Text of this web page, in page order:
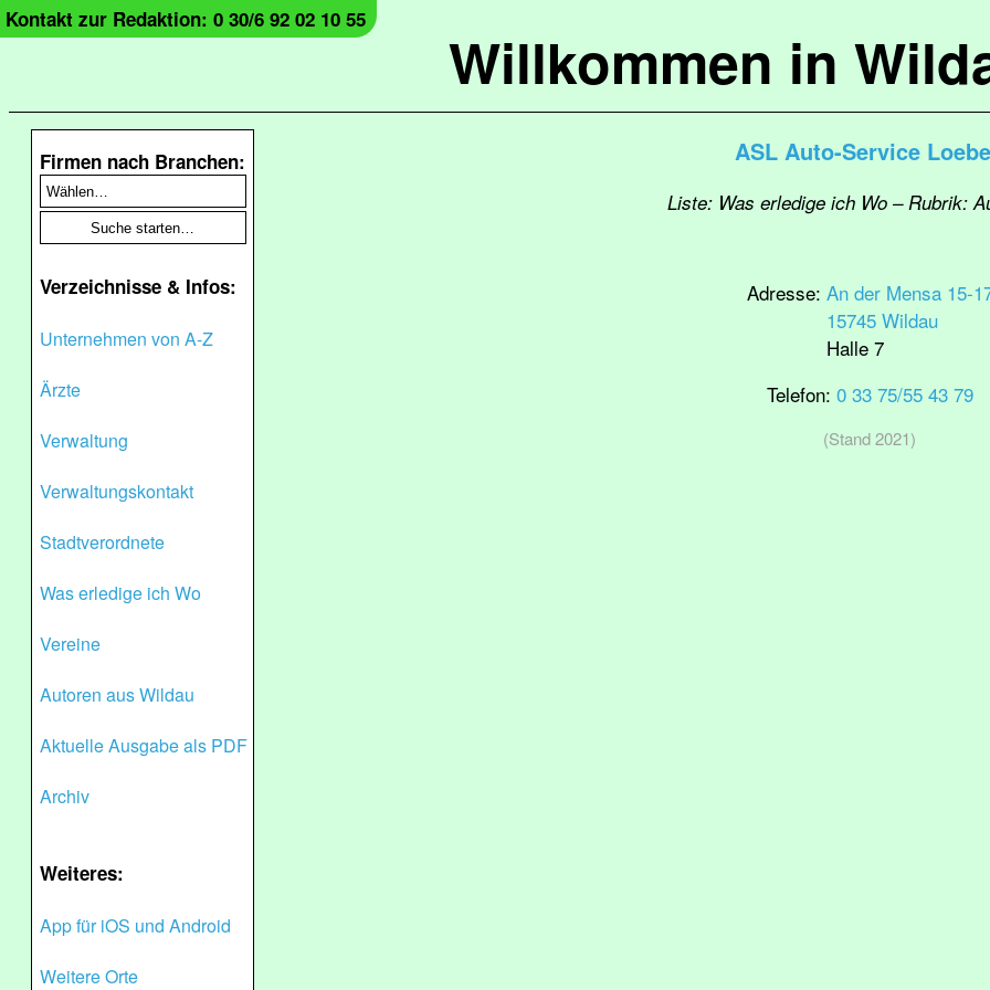
Willkommen in
Kontakt zur Redaktion: 0 30/6 92 02 10 55
Firmen nach Branchen:
Verzeichnisse & Infos:
Unternehmen von A-Z
Ärzte
Verwaltung
Verwaltungskontakt
Stadtverordnete
Was erledige ich Wo
Vereine
Autoren aus Wildau
Aktuelle Ausgabe als PDF
Archiv
Weiteres:
App für iOS und Android
Weitere Orte
ASL Auto-Service
Liste: Was erledige ich Wo – Rubrik:
Adresse: An der Mensa 15-
15745 Wildau
Halle 7
Telefon: 0 33 75/55 43 79
(Stand 2021)